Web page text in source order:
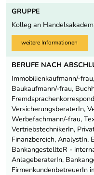
GRUPPE
Kolleg an
weitere Informationen
BERUFE NACH
Immobilienkaufmann/-
Baukaufmann/-frau,
VersicherungsberaterIn,
Werbefachmann/-frau,
VertriebstechnikerIn,
Finanzbereich,
BankangestellteR -
AnlageberaterIn,
FirmenkundenbetreuerIn